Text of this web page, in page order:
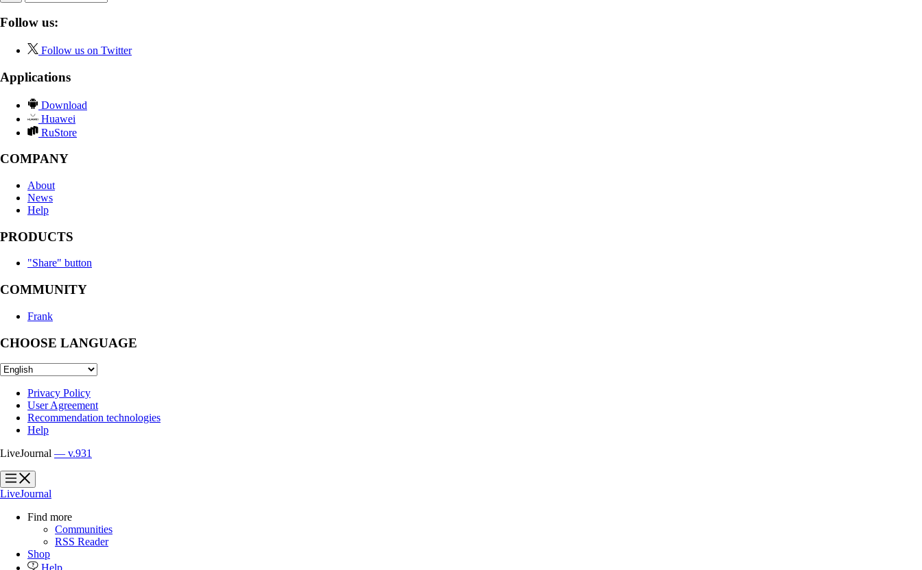
Follow us:
Follow us on Twitter
Applications
Download
Huawei
RuStore
COMPANY
About
News
Help
PRODUCTS
"Share" button
COMMUNITY
Frank
CHOOSE LANGUAGE
Privacy Policy
User Agreement
Recommendation technologies
Help
LiveJournal — v.931
?
?
LiveJournal
Find more
Communities
RSS Reader
Shop